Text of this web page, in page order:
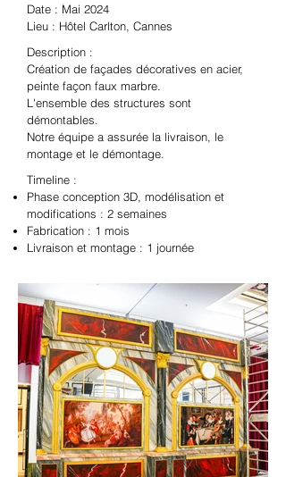
Date : Mai 2024
Lieu : Hôtel Carlton, Cannes
Description :
Création de façades décoratives en acier,
peinte façon faux marbre.
L'ensemble des structures sont
démontables.
Notre équipe a assurée la livraison, le
montage et le démontage.
Timeline :
Phase conception 3D, modélisation et
modifications : 2 semaines
Fabrication : 1 mois
Livraison et montage : 1 journée